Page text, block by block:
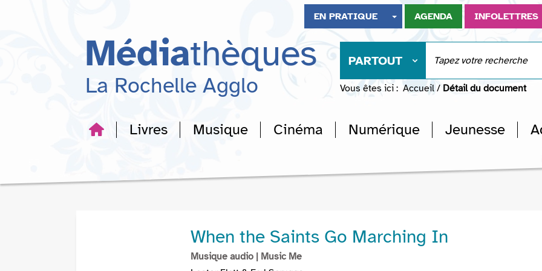
recherche
EN PRATIQUE AGENDA INFOLETTRES
Médiathèques
La Rochelle Agglo
PARTOUT
Vous êtes ici : Accueil / Détail du document
Livres Musique Cinéma Numérique Jeunesse
When the Saints Go Marching In
Musique audio | Music Me